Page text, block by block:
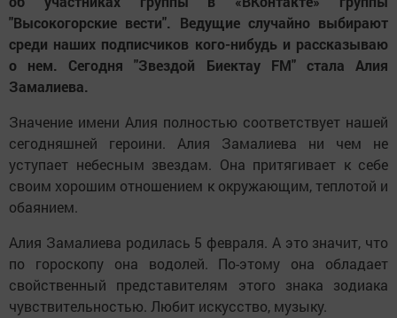
"Высокогорские вести". Ведущие случайно выбирают
среди наших подписчиков кого-нибудь и рассказываю
о нем. Сегодня "Звездой Биектау FM" стала Алия
Замалиева.
Значение имени Алия полностью соответствует нашей
сегодняшней героини. Алия Замалиева ни чем не
уступает небесным звездам. Она притягивает к себе
своим хорошим отношением к окружающим, теплотой и
обаянием.
Алия Замалиева родилась 5 февраля. А это значит, что
по гороскопу она водолей. По-этому она обладает
свойственный представителям этого знака зодиака
чувствительностью. Любит искусство, музыку.